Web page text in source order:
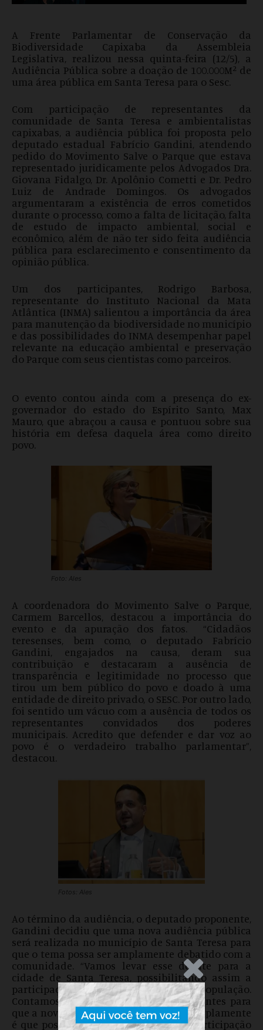
.Anúncio
A Frente Parlamentar de Conservação da
Biodiversidade Capixaba da Assembleia
Legislativa, realizou nessa quinta-feira (12/5), a
Audiência Pública sobre a doação de 100.000M² de
uma área pública em Santa Teresa para o Sesc.
Com participação de representantes da
comunidade de Santa Teresa e ambientalistas
capixabas, a audiência pública foi proposta pelo
deputado estadual Fabrício Gandini, atendendo
pedido do Movimento Salve o Parque que estava
representado juridicamente pelos Advogados Dra.
Giovana Fidalgo, Dr. Apolônio Cometti e Dr. Pedro
Luiz de Andrade Domingos. Os advogados
argumentaram a existência de erros cometidos
durante o processo, como a falta de licitação, falta
de estudo de impacto ambiental, social e
econômico, além de não ter sido feita audiência
pública para esclarecimento e consentimento da
opinião pública.
Um dos participantes, Rodrigo Barbosa,
representante do Instituto Nacional da Mata
Atlântica (INMA) salientou a importância da área
para manutenção da biodiversidade no município
e das possibilidades do INMA desempenhar papel
relevante na educação ambiental e preservação
do Parque com seus cientistas como parceiros.
O evento contou ainda com a presença do ex-
governador do estado do Espírito Santo, Max
Mauro, que abraçou a causa e pontuou sobre sua
história em defesa daquela área como direito
povo.
Foto: Ales
A coordenadora do Movimento Salve o Parque,
Carmem Barcellos, destacou a importância do
evento e da apuração dos fatos. “Cidadãos
teresenses, bem como, o deputado Fabrício
Gandini, engajados na causa, deram sua
contribuição e destacaram a ausência de
transparência e legitimidade no processo que
tirou um bem público do povo e doado à uma
entidade de direito privado, o SESC. Por outro lado,
foi sentido um vácuo com a ausência de todos os
representantes convidados dos poderes
municipais. Acredito que defender e dar voz ao
povo é o verdadeiro trabalho parlamentar”,
destacou.
Fotos: Ales
Ao término da audiência, o deputado proponente,
Gandini decidiu que uma nova audiência pública
será realizada no município de Santa Teresa para
que o tema possa ser amplamente debatido com a
comunidade. “Vamos levar esse debate para a
cidade de Santa Teresa, possibilitando assim a
participação mais efetiva da população.
Contamos com a colaboração dos presentes para
que a nova audiência seja divulgada amplamente
é que possamos atingir uma grande participação